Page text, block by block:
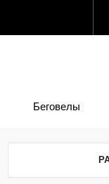
Беговелы